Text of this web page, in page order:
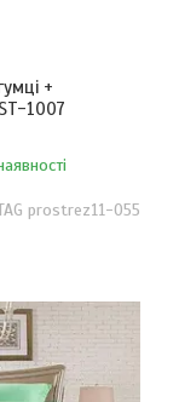
+
1007
prostrez11-055